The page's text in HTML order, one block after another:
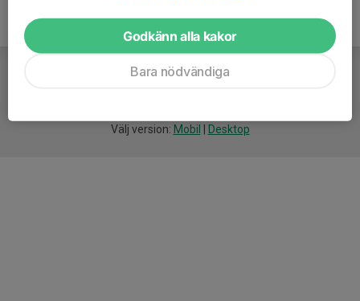
Välj version: Mobil Desktop
Godkänn alla kakor
Bara nödvändiga